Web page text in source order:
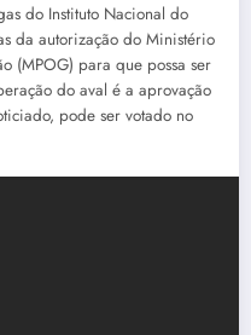
do Instituto Nacional do
da autorização do Ministério
(MPOG) para que possa ser
do aval é a aprovação
pode ser votado no